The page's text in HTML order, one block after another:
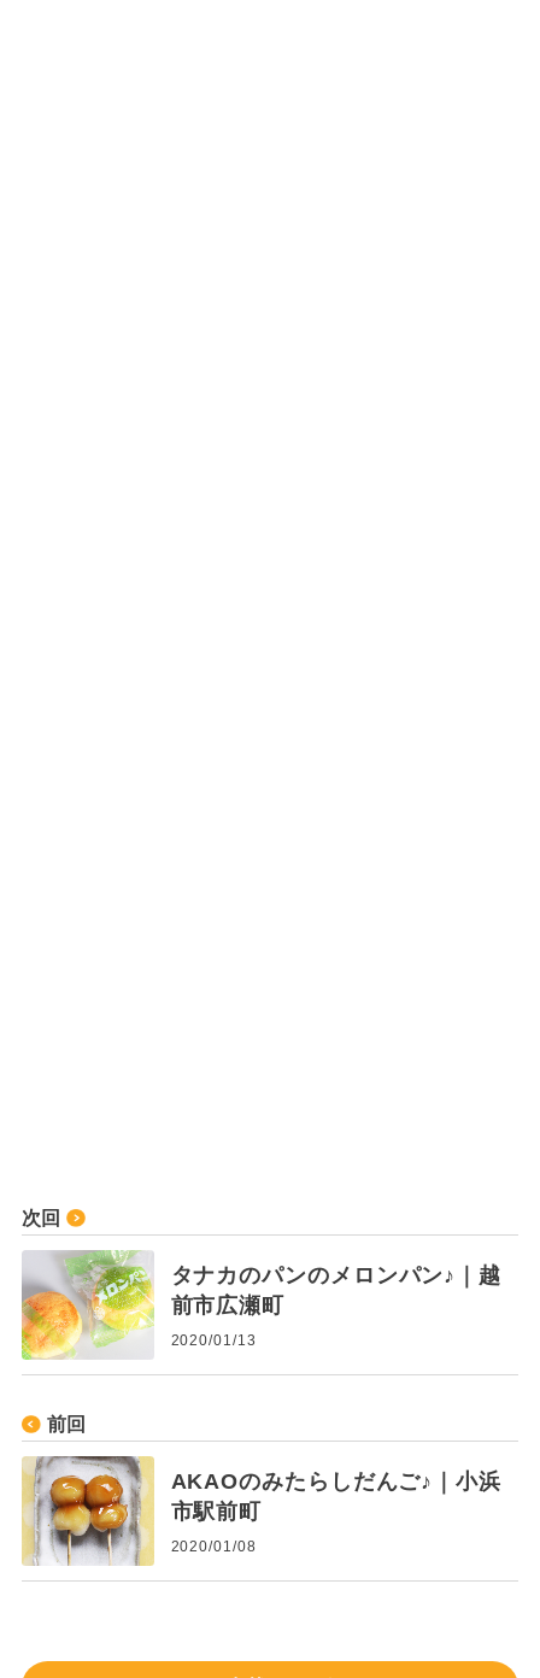
次回
タナカのパンのメロンパン♪｜越
前市広瀬町
2020/01/13
前回
AKAOのみたらしだんご♪｜小浜
市駅前町
2020/01/08